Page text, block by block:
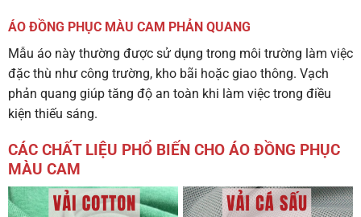
ÁO ĐỒNG PHỤC MÀU CAM PHẢN QUANG
Mẫu áo này thường được sử dụng trong môi trường làm việc
đặc thù như công trường, kho bãi hoặc giao thông. Vạch
phản quang giúp tăng độ an toàn khi làm việc trong điều
kiện thiếu sáng.
CÁC CHẤT LIỆU PHỔ BIẾN CHO ÁO ĐỒNG PHỤC
MÀU CAM